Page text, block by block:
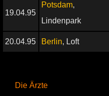
Die Ärzte
19.04.95
Potsdam,
Lindenpark
20.04.95 Berlin, Loft